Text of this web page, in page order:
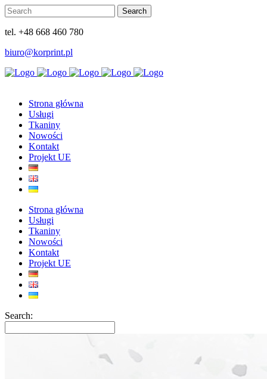
tel. +48 668 460 780
biuro@korprint.pl
Strona główna
Usługi
Tkaniny
Nowości
Kontakt
Projekt UE
Strona główna
Usługi
Tkaniny
Nowości
Kontakt
Projekt UE
Search: